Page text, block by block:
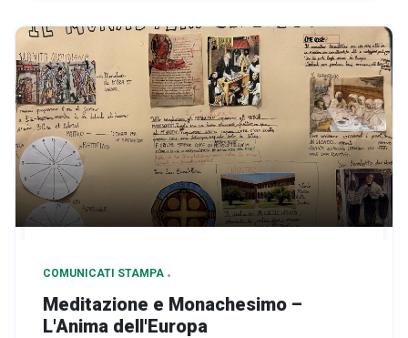
COMUNICATI STAMPA
Meditazione e Monachesimo –
L'Anima dell'Europa